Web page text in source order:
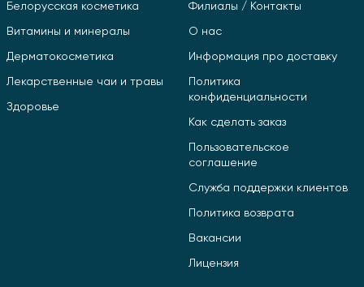
Белорусская косметика
Витамины и минералы
Дерматокосметика
Лекарственные чаи и травы
Здоровье
Филиалы / Контакты
О нас
Информация про доставку
Политика
конфиденциальности
Как сделать заказ
Пользовательское
соглашение
Служба поддержки клиентов
Политика возврата
Вакансии
Лицензия